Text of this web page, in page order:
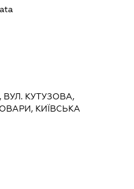
ВУЛ. КУТУЗОВА,
КИЇВСЬКА